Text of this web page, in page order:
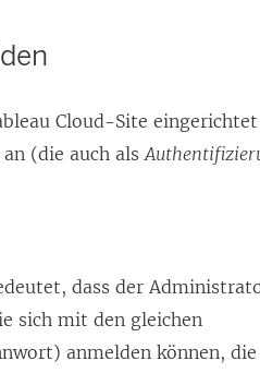
Cloud-Site
(die auch als
dass der
sich mit den gleichen
anmelden können, die